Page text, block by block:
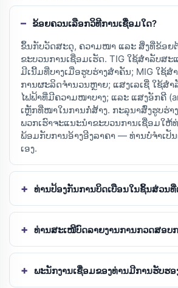
ຂ້ອຍຄວນເລືອກວິທີການເຊື່ອມໃດ?
ຂຶ້ນກັບວັດສະດຸ, ຄວາມໜາ ແລະ ສິ່ງທີ່ຂ້ອຍ
ຂະບວນການເຊື່ອມເຮັດ. TIG ໃຊ້ສຳລັບສ
ມີເນີ້ມທີ່ບາງເມື່ອຮູບຮ່າງສຳຄັນ; MIG ໃຊ້ສ
ການຜະລິດຈຳນວນຫຼາຍ; ແສງເລເຊີ່ ໃຊ້ສຳ
ໄຟຟ້າທີ່ມີຄວາມໜາບາງ; ແລະ ແສງອັກຄີ
ເຫຼັກທີ່ໜາໃນການກໍ່ສ້າງ. ກະລຸນາສົ່ງຮູບຮ່າ
ພວກເຮົາຈະແນະນຳຂະບວນການເຊື່ອມໃຫ້
ພ້ອມກັບການອ້າງອີງລາຄາ — ທ່ານບໍ່ຈຳເປັ
ເອງ.
ທ່ານປ້ອງກັນການບິດເບືອນໃນຊິ້ນສ່ວນ
ທ່ານສະເໜີບົດລາຍງານການກວດສອບ
ພະນັກງານເຊື່ອມຂອງທ່ານມີການຮັບຮອ